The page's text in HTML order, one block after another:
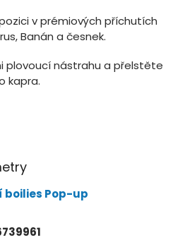
v prémiových příchutích
Banán a česnek.
plovoucí nástrahu a přelstěte
kapra.
boilies Pop-up